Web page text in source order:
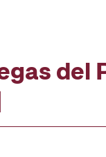
del